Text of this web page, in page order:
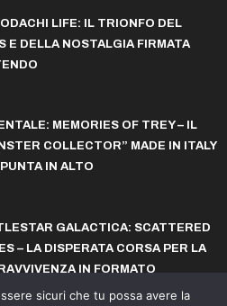
LIFE: IL TRIONFO DEL
E DELLA NOSTALGIA FIRMATA
MEMORIES OF TREY – IL
COLLECTOR” MADE IN ITALY
IN ALTO
GALACTICA: SCATTERED
– LA DISPERATA CORSA PER LA
IN FORMATO
sicuri che tu possa avere la